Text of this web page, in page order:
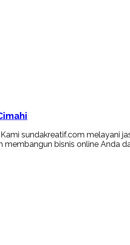
sundakreatif.com melayani
bisnis online Anda